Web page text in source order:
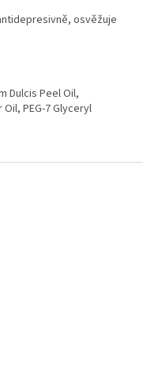
osvěžuje
Dulcis Peel Oil,
PEG-7 Glyceryl